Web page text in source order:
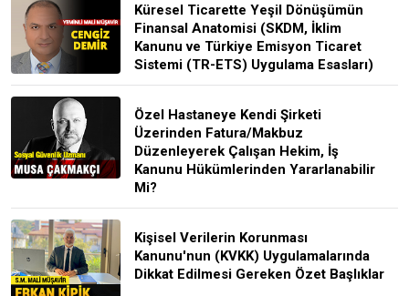
Küresel Ticarette Yeşil Dönüşümün
Finansal Anatomisi (SKDM, İklim
Kanunu ve Türkiye Emisyon Ticaret
Sistemi (TR-ETS) Uygulama Esasları)
Özel Hastaneye Kendi Şirketi
Üzerinden Fatura/Makbuz
Düzenleyerek Çalışan Hekim, İş
Kanunu Hükümlerinden Yararlanabilir
Mi?
Kişisel Verilerin Korunması
Kanunu'nun (KVKK) Uygulamalarında
Dikkat Edilmesi Gereken Özet Başlıklar